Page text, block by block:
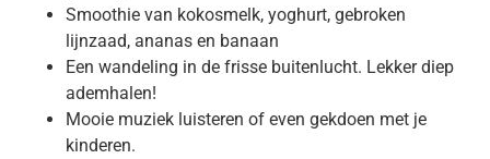
Smoothie van kokosmelk, yoghurt, gebroken
lijnzaad, ananas en banaan
Een wandeling in de frisse buitenlucht. Lekker diep
ademhalen!
Mooie muziek luisteren of even gekdoen met je
kinderen.